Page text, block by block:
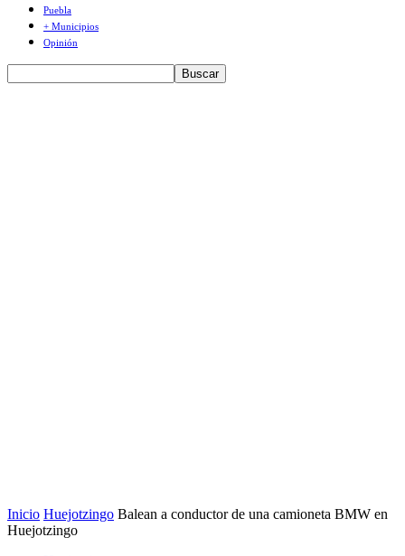
Puebla
+ Municipios
Opinión
Inicio Huejotzingo Balean a conductor de una camioneta BMW en
Huejotzingo